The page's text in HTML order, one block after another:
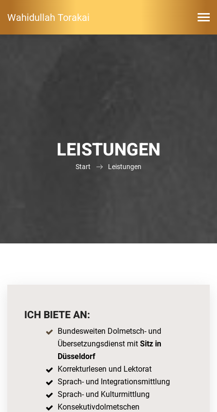
Wahidullah Torakai
LEISTUNGEN
Start Leistungen
ICH BIETE AN:
Bundesweiten Dolmetsch- und
Übersetzungsdienst mitSitz in
Düsseldorf
Korrekturlesen und Lektorat
Sprach- und Integrationsmittlung
Sprach- und Kulturmittlung
Konsekutivdolmetschen